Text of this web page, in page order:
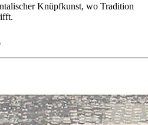
Knüpfkunst, wo Tradition